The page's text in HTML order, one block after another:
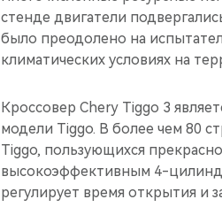
стенде двигатели
было преодолено на
климатических условиях на
Кроссовер Chery Tiggo 3
модели Tiggo. В более чем 80
Tiggo, пользующихся
высокоэффективным 4-
регулирует время открытия и